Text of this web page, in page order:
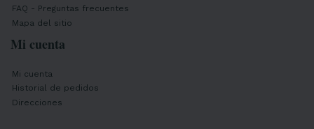
FAQ - Preguntas frecuentes
Mapa del sitio
Mi cuenta
Mi cuenta
Historial de pedidos
Direcciones